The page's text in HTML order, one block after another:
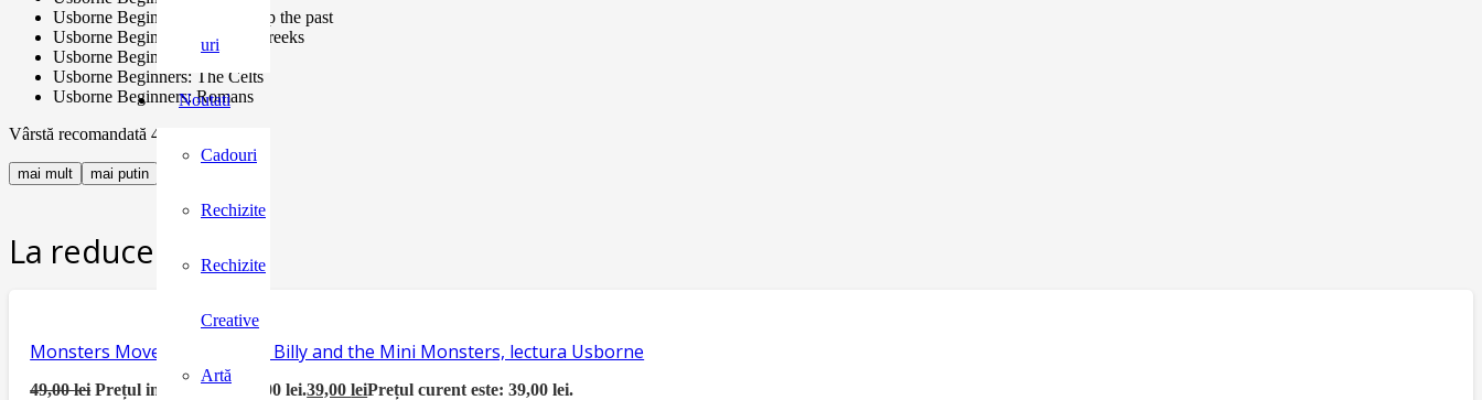
uri
Noutati
Cadouri
Rechizite
Rechizite
Creative
Artă
Usborne Beginners: Digging up the past
Usborne Beginners: Ancient Greeks
Usborne Beginners: Castles
Usborne Beginners: The Celts
Usborne Beginners: Romans
Vârstă recomandată 4 ani +
mai mult mai putin
La reducere:
Monsters Move House, seria Billy and the Mini Monsters, lectura Usborne
49,00lei Prețul inițial a fost: 49,00 lei.39,00leiPrețul curent este: 39,00 lei.